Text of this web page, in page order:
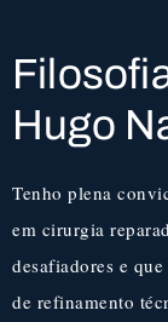
Hugo
Tenho plena
em cirurgia
desafiadores e
de refinamento